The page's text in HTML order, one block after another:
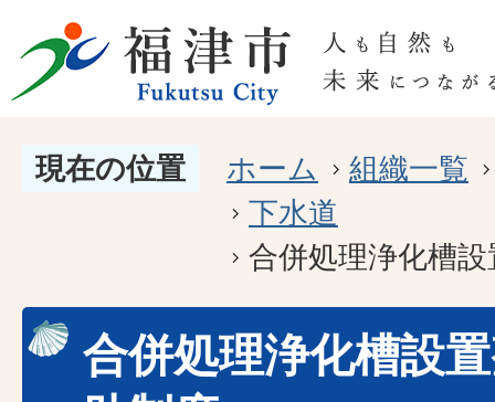
現在の位置 ホーム
組織一覧
下水道
合併処理浄化槽
合併処理浄化槽設